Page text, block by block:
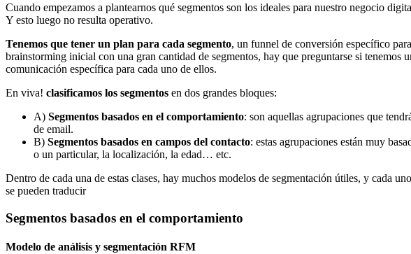
Cuando empezamos a plantearnos qué segmentos son los ideales para nuestro negocio
Y esto luego no resulta operativo.
Tenemos que tener un plan para cada segmento, un funnel de conversión específico
brainstorming inicial con una gran cantidad de segmentos, hay que preguntarse si
comunicación específica para cada uno de ellos.
En viva! clasificamos los segmentos en dos grandes bloques:
A) Segmentos basados en el comportamiento: son aquellas agrupaciones que
de email.
B) Segmentos basados en campos del contacto: estas agrupaciones están muy
o un particular, la localización, la edad… etc.
Dentro de cada una de estas clases, hay muchos modelos de segmentación útiles, y cada
se pueden traducir
Segmentos basados en el comportamiento
Modelo de análisis y segmentación RFM